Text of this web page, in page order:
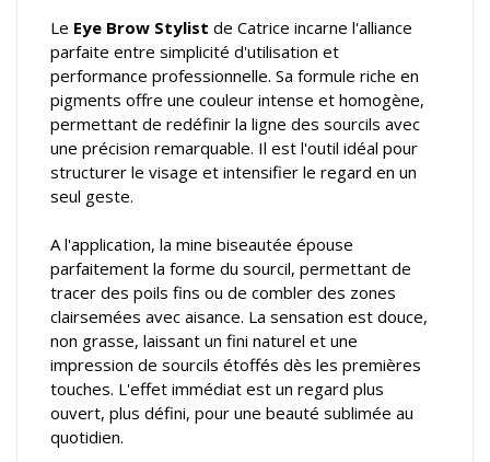
Le Eye Brow Stylist de Catrice incarne l'alliance
parfaite entre simplicité d'utilisation et
performance professionnelle. Sa formule riche en
pigments offre une couleur intense et homogène,
permettant de redéfinir la ligne des sourcils avec
une précision remarquable. Il est l'outil idéal pour
structurer le visage et intensifier le regard en un
seul geste.
A l'application, la mine biseautée épouse
parfaitement la forme du sourcil, permettant de
tracer des poils fins ou de combler des zones
clairsemées avec aisance. La sensation est douce,
non grasse, laissant un fini naturel et une
impression de sourcils étoffés dès les premières
touches. L'effet immédiat est un regard plus
ouvert, plus défini, pour une beauté sublimée au
quotidien.